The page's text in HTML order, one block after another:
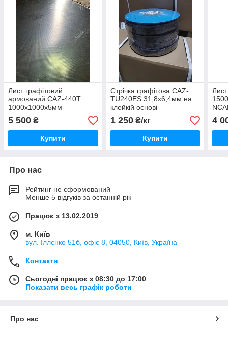
Лист графітовий
армований CAZ-440T
1000х1000х5мм
5 500 ₴
Купити
Стрічка графітова CAZ-
TU240ES 31,8х6,4мм на
клейкій основі
1 250₴/кг
Купити
4
Про нас
Рейтинг не сформований
Менше 5 відгуків за останній рік
Працює з 13.02.2019
м. Київ
вул. Іллєнко 51б, офіс 8, 04050, Київ, Україна
Контакти
Сьогодні працює з 08:30 до 17:00
Показати весь графік роботи
Про нас